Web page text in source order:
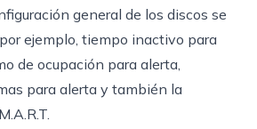
general de los discos se
ejemplo, tiempo inactivo para
de ocupación para alerta,
para alerta y también la